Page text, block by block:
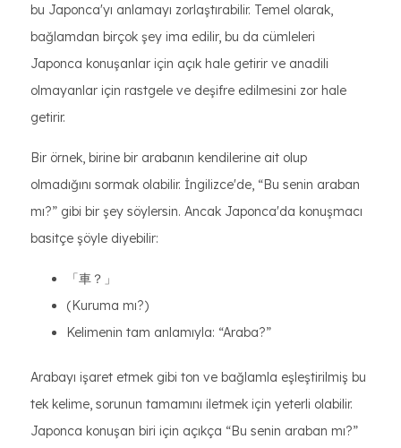
bu Japonca'yı anlamayı zorlaştırabilir. Temel olarak,
bağlamdan birçok şey ima edilir, bu da cümleleri
Japonca konuşanlar için açık hale getirir ve anadili
olmayanlar için rastgele ve deşifre edilmesini zor hale
getirir.
Bir örnek, birine bir arabanın kendilerine ait olup
olmadığını sormak olabilir. İngilizce'de, “Bu senin araban
mı?” gibi bir şey söylersin. Ancak Japonca'da konuşmacı
basitçe şöyle diyebilir:
「車？」
(Kuruma mı?)
Kelimenin tam anlamıyla: “Araba?”
Arabayı işaret etmek gibi ton ve bağlamla eşleştirilmiş bu
tek kelime, sorunun tamamını iletmek için yeterli olabilir.
Japonca konuşan biri için açıkça “Bu senin araban mı?”